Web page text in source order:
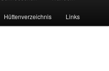
Hüttenverzeichnis Links